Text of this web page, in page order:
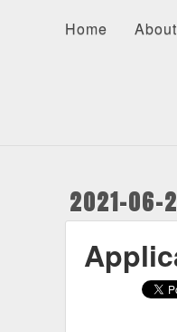
Home About
2021-06-